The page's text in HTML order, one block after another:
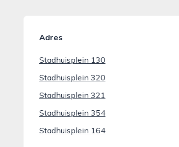
Adres
Stadhuisplein 130
Stadhuisplein 320
Stadhuisplein 321
Stadhuisplein 354
Stadhuisplein 164